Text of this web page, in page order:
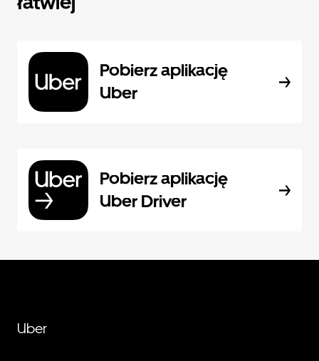
Pobierz aplikację
Uber
Pobierz aplikację
Uber Driver
Uber